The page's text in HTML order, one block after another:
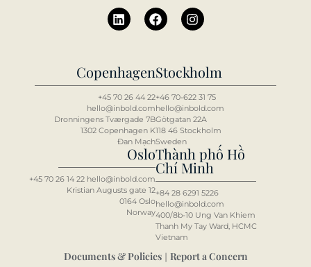
Copenhagen
+45 70 26 44 22
hello@inbold.com
Dronningens Tværgade 7B
1302 Copenhagen K
Đan Mạch
Stockholm
+46 70-622 31 75
hello@inbold.com
Götgatan 22A
118 46 Stockholm
Sweden
Oslo
+45 70 26 14 22 hello@inbold.com
Kristian Augusts gate 12
0164 Oslo
Norway
Thành phố Hồ
Chí Minh
+84 28 6291 5226
hello@inbold.com
400/8b-10 Ung Van Khiem
Thanh My Tay Ward, HCMC
Vietnam
Documents & Policies| Report a Concern